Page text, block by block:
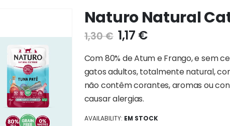
Naturo Natural
1,30 € 1,17 €
Com 80% de Atum e Frango, e sem
gatos adultos, totalmente natural,
não contêm corantes, aromas ou
causar alergias.
AVAILABILITY: EM STOCK